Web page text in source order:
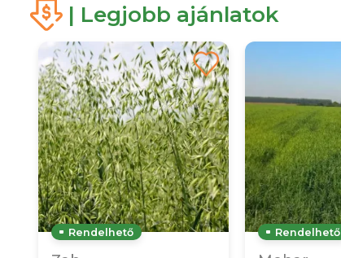
| Legjobb ajánlatok
Rendelhető Rendelhető